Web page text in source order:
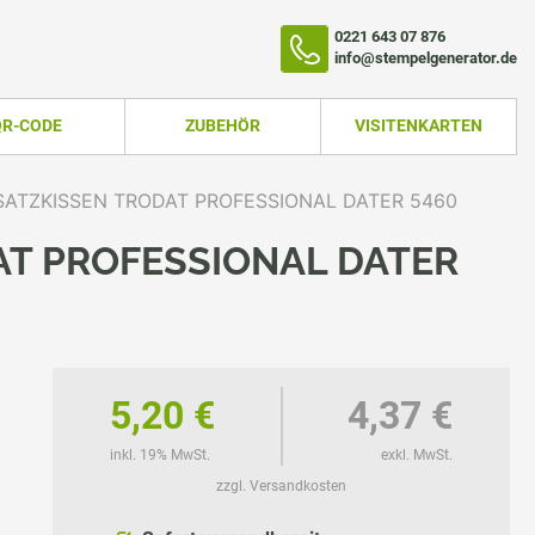
0221 643 07 876
info@stempelgenerator.de
CODE ZUBEHÖR VISITENKARTEN
TRODAT PROFESSIONAL DATER 5460
PROFESSIONAL DATER
5,20 €
inkl. 19% MwSt.
4,37 €
exkl. MwSt.
zzgl. Versandkosten